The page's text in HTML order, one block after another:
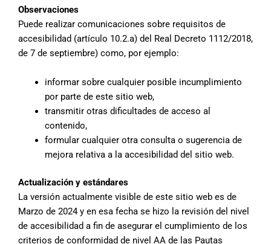
Observaciones
Puede realizar comunicaciones sobre requisitos de
accesibilidad (artículo 10.2.a) del Real Decreto 1112/2018,
de 7 de septiembre) como, por ejemplo:
informar sobre cualquier posible incumplimiento
por parte de este sitio web,
transmitir otras dificultades de acceso al
contenido,
formular cualquier otra consulta o sugerencia de
mejora relativa a la accesibilidad del sitio web.
Actualización y estándares
La versión actualmente visible de este sitio web es de
Marzo de 2024 y en esa fecha se hizo la revisión del nivel
de accesibilidad a fin de asegurar el cumplimiento de los
criterios de conformidad de nivel AA de las Pautas